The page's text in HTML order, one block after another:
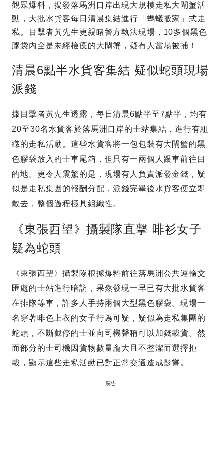
觀眾爆料，揭發落馬洲口岸出現大規模走私大閘蟹活
動，大批水貨客每日清晨集結進行「螞蟻搬家」式走
私。目擊者黃先生更親睹警方執法現場，10多個黑色
膠袋內全是未經檢疫的大閘蟹，疑有人當場被捕！
清晨6點半水貨客集結 疑似蛇頭現場
派錢
據目擊者黃先生透露，每日清晨6點半至7點半，均有
20至30名水貨客於落馬洲口岸的士站集結，進行有組
織的走私活動。這些水貨客將一包包裝有大閘蟹的黑
色膠袋放入的士車尾箱，但只有一兩個人跟車前往目
的地。更令人震驚的是，現場有人負責派發金錢，疑
似是走私集團的報酬分配，派錢完畢後水貨客便立即
散去，整個過程極具組織性。
《東張西望》攝製隊直擊 啡衫女子
疑為蛇頭
《東張西望》攝製隊根據爆料前往落馬洲公共運輸交
匯處的士站進行暗訪，果然發現一早已有大批水貨客
在排隊等車，許多人手持兩個大型黑色膠袋。現場一
名穿著啡色上衣的女子行為可疑，疑似為走私集團的
蛇頭，不斷截停的士並向司機聲稱可以加錢載貨。然
而部分的士司機因貨物數量龐大且不整潔而選擇拒
載，顯示這些走私活動已對正常交通造成影響。
廣告